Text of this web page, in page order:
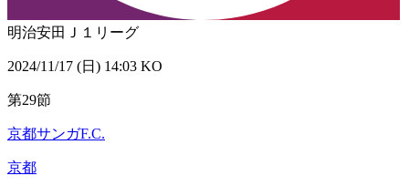
明治安田Ｊ１リーグ
2024/11/17 (日) 14:03 KO
第29節
京都サンガF.C.
京都